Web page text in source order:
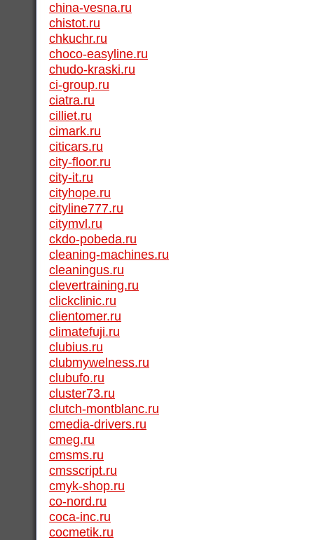
china-vesna.ru
chistot.ru
chkuchr.ru
choco-easyline.ru
chudo-kraski.ru
ci-group.ru
ciatra.ru
cilliet.ru
cimark.ru
citicars.ru
city-floor.ru
city-it.ru
cityhope.ru
cityline777.ru
citymvl.ru
ckdo-pobeda.ru
cleaning-machines.ru
cleaningus.ru
clevertraining.ru
clickclinic.ru
clientomer.ru
climatefuji.ru
clubius.ru
clubmywelness.ru
clubufo.ru
cluster73.ru
clutch-montblanc.ru
cmedia-drivers.ru
cmeg.ru
cmsms.ru
cmsscript.ru
cmyk-shop.ru
co-nord.ru
coca-inc.ru
cocmetik.ru